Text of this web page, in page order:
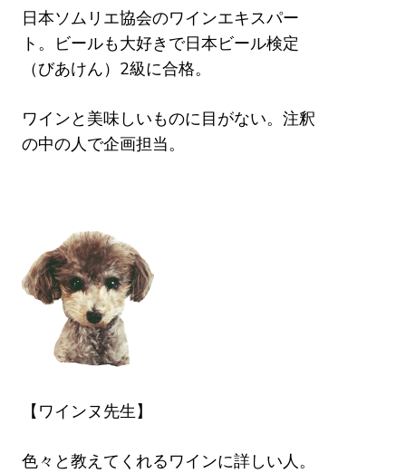
日本ソムリエ協会のワインエキスパー
ト。ビールも大好きで日本ビール検定
（びあけん）2級に合格。
ワインと美味しいものに目がない。注釈
の中の人で企画担当。
【ワインヌ先生】
色々と教えてくれるワインに詳しい人。